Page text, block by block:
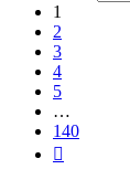
1
2
3
4
5
…
140